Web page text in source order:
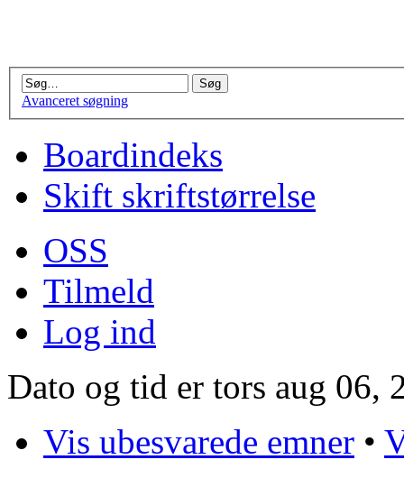
Avanceret søgning
Boardindeks
Skift skriftstørrelse
OSS
Tilmeld
Log ind
Dato og tid er tors aug 06,
Vis ubesvarede emner •